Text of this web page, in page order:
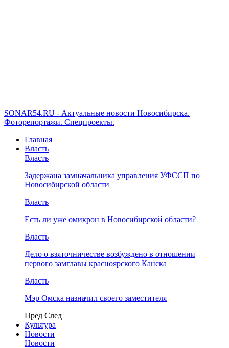
SONAR54.RU - Актуальные новости Новосибирска.
Фоторепортажи. Спецпроекты.
Главная
Власть
Власть
Задержана замначальника управления УФССП по
Новосибирской области
Власть
Есть ли уже омикрон в Новосибирской области?
Власть
Дело о взяточничестве возбуждено в отношении
первого замглавы красноярского Канска
Власть
Мэр Омска назначил своего заместителя
Пред След
Культура
Новости
Новости